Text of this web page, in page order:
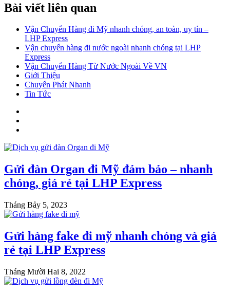
Bài viết liên quan
Vận Chuyển Hàng đi Mỹ nhanh chóng, an toàn, uy tín –
LHP Express
Vận chuyển hàng đi nước ngoài nhanh chóng tại LHP
Express
Vận Chuyển Hàng Từ Nước Ngoài Về VN
Giới Thiệu
Chuyển Phát Nhanh
Tin Tức
Gửi đàn Organ đi Mỹ đảm bảo – nhanh
chóng, giá rẻ tại LHP Express
Tháng Bảy 5, 2023
Gửi hàng fake đi mỹ nhanh chóng và giá
rẻ tại LHP Express
Tháng Mười Hai 8, 2022